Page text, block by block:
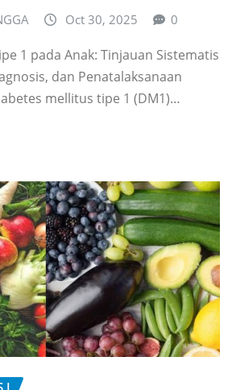
Oct 30, 2025 0
1 pada Anak: Tinjauan Sistematis
dan Penatalaksanaan
mellitus tipe 1 (DM1)…